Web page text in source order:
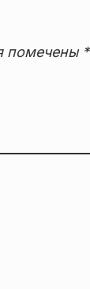
помечены *